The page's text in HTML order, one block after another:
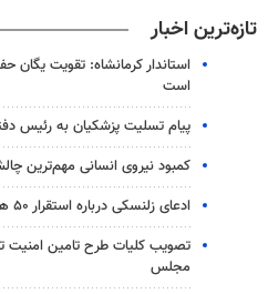
تازه‌ترین اخبار
استاندار کرمانشاه: تقویت
است
پیام تسلیت پزشکیان به رئیس
کمبود نیروی انسانی مهم‌ترین
ادعای زلنسکی درباره استقرار ۵۰ هزار سرباز کره شمالی در روسیه
تصویب کلیات طرح تامین امنیت
مجلس